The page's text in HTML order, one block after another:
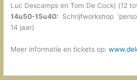
Luc Descamps en Tom De Cock) (12
14u50-15u40: Schrijfworkshop
14 jaar)
Meer informatie en tickets op: